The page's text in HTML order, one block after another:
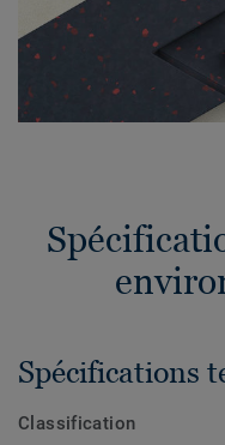
Spécifications
Classification